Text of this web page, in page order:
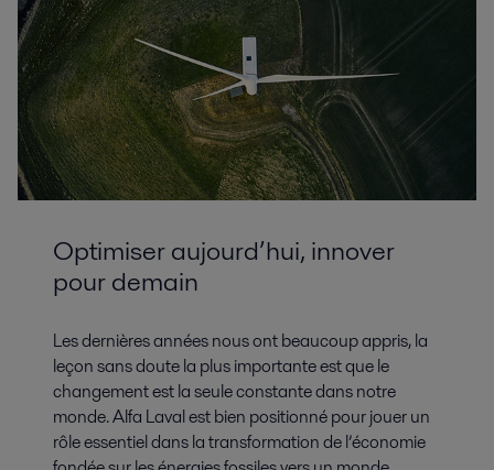
Optimiser aujourd’hui, innover
pour demain
Les dernières années nous ont beaucoup appris, la
leçon sans doute la plus importante est que le
changement est la seule constante dans notre
monde. Alfa Laval est bien positionné pour jouer un
rôle essentiel dans la transformation de l’économie